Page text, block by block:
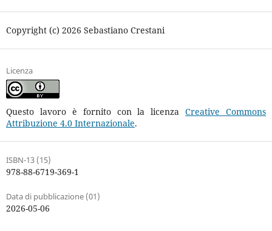
Copyright (c) 2026 Sebastiano Crestani
Licenza
Questo lavoro è fornito con la licenzaCreative Commons
Attribuzione 4.0 Internazionale.
ISBN-13 (15)
978-88-6719-369-1
Data di pubblicazione (01)
2026-05-06